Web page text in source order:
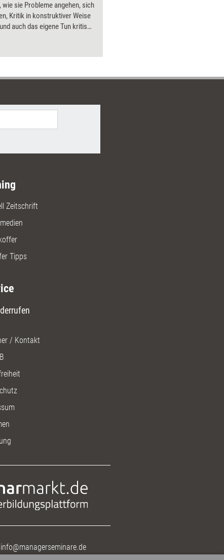
wie sie Probleme angehen, sich
Kritik in konstruktiver Weise
auch das eigene Tun kritisch
Zeitschrift
Tipps
/ Kontakt
info@managerseminare.de